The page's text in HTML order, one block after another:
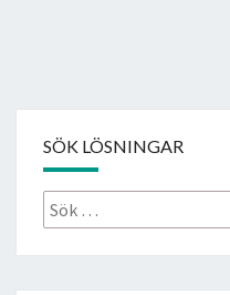
SÖK LÖSNINGAR
Sök
efter: